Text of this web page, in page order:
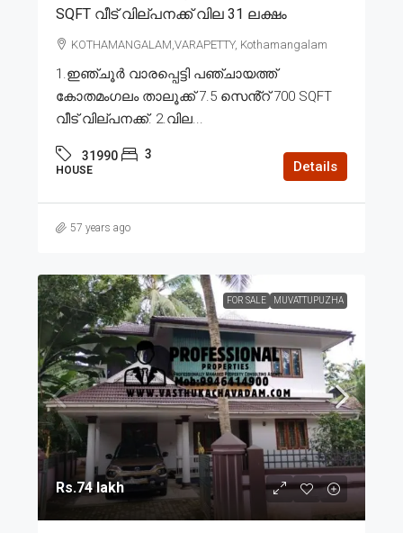
SQFT വീട് വില്പനക്ക് വില 31 ലക്ഷം
KOTHAMANGALAM,VARAPETTY, Kothamangalam
1.ഇഞ്ചൂർ വാരപ്പെട്ടി പഞ്ചായത്ത്
കോതമംഗലം താലൂക്ക് 7.5 സെൻ്റ് 700 SQFT
വീട് വില്പനക്ക്. 2.വില...
31990 3
HOUSE Details
57 years ago
FOR SALE MUVATTUPUZHA
Rs.74 lakh